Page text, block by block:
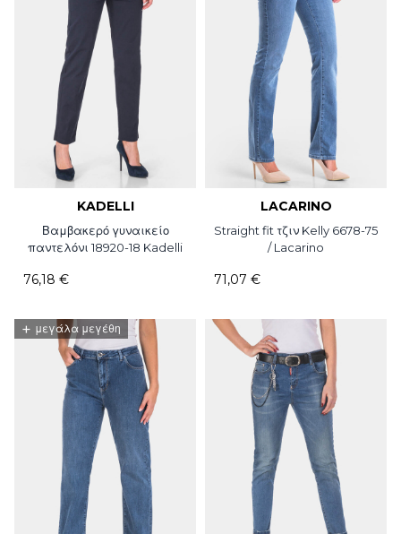
KADELLI
Βαμβακερό γυναικείο
παντελόνι 18920-18 Kadelli
76,18 €
LACARINO
Straight fit τζιν Kelly 6678-75
/ Lacarino
71,07 €
+ μεγάλα μεγέθη